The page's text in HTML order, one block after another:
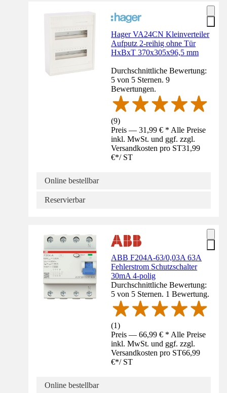
Hager VA24CN Kleinverteiler
Aufputz 2-reihig ohne Tür
HxBxT 370x305x96,5 mm
Durchschnittliche Bewertung:
5 von 5 Sternen. 9
Bewertungen.
(9)
Preis — 31,99 € * Alle Preise
inkl. MwSt. und ggf. zzgl.
Versandkosten pro ST31,99
€*/ ST
Online bestellbar
Reservierbar
ABB F204A-63/0,03A 63A
Fehlerstrom Schutzschalter
30mA 4-polig
Durchschnittliche Bewertung:
5 von 5 Sternen. 1 Bewertung.
(1)
Preis — 66,99 € * Alle Preise
inkl. MwSt. und ggf. zzgl.
Versandkosten pro ST66,99
€*/ ST
Online bestellbar